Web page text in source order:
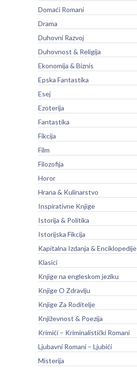
Domaći Romani
Drama
Duhovni Razvoj
Duhovnost & Religija
Ekonomija & Biznis
Epska Fantastika
Esej
Ezoterija
Fantastika
Fikcija
Film
Filozofija
Horor
Hrana & Kulinarstvo
Inspirativne Knjige
Istorija & Politika
Istorijska Fikcija
Kapitalna Izdanja & Enciklopedije
Klasici
Knjige na engleskom jeziku
Knjige O Zdravlju
Knjige Za Roditelje
Književnost & Poezija
Krimići – Kriminalistički Romani
Ljubavni Romani – Ljubići
Misterija